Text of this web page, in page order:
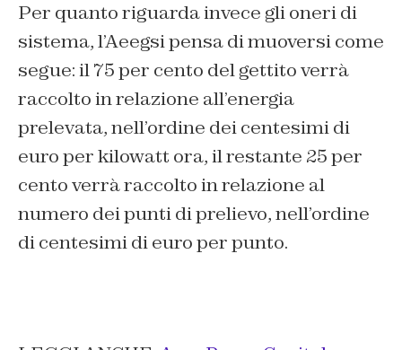
Per quanto riguarda invece gli oneri di
sistema, l’Aeegsi pensa di muoversi come
segue: il 75 per cento del gettito verrà
raccolto in relazione all’energia
prelevata, nell’ordine dei centesimi di
euro per kilowatt ora, il restante 25 per
cento verrà raccolto in relazione al
numero dei punti di prelievo, nell’ordine
di centesimi di euro per punto.